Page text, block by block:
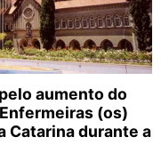
aumento do
(os)
Catarina durante a